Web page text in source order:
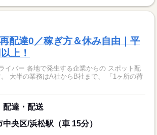
配達0／稼ぎ方＆休み自由｜平
上！
からの スポット配
の荷
配達・配送
央区/浜松駅（車 15分）